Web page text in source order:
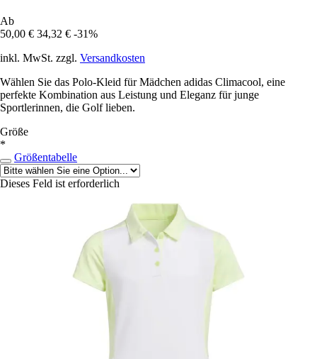
Ab
50,00 € 34,32 € -31%
inkl. MwSt. zzgl. Versandkosten
Wählen Sie das Polo-Kleid für Mädchen adidas Climacool, eine
perfekte Kombination aus Leistung und Eleganz für junge
Sportlerinnen, die Golf lieben.
Größe
*
Größentabelle
Dieses Feld ist erforderlich